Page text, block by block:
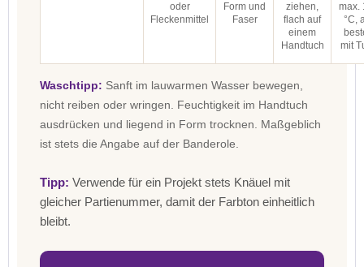
oder
Fleckenmittel
Form und
Faser
ziehen,
flach auf
einem
Handtuch
max.
°C,
mit
Waschtipp: Sanft im lauwarmen Wasser bewegen,
nicht reiben oder wringen. Feuchtigkeit im Handtuch
ausdrücken und liegend in Form trocknen. Maßgeblich
ist stets die Angabe auf der Banderole.
Tipp: Verwende für ein Projekt stets Knäuel mit
gleicher Partienummer, damit der Farbton einheitlich
bleibt.